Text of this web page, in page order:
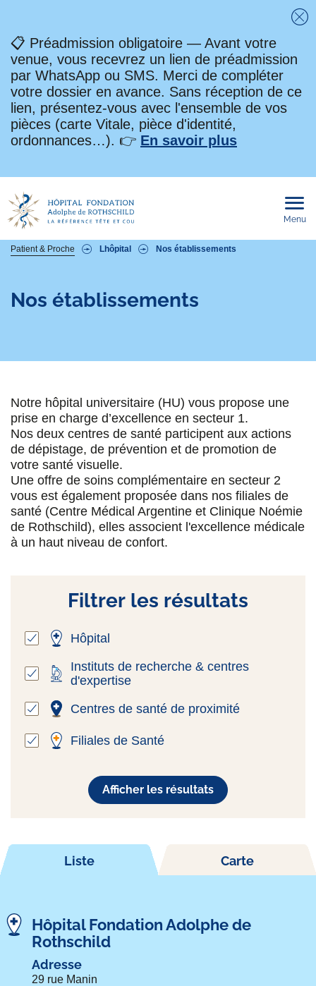
📋 Préadmission obligatoire — Avant votre
venue, vous recevrez un lien de préadmission
par WhatsApp ou SMS. Merci de compléter
votre dossier en avance. Sans réception de ce
lien, présentez-vous avec l'ensemble de vos
pièces (carte Vitale, pièce d'identité,
ordonnances…). 👉 En savoir plus
Menu
Fil
d'Ariane
Patient & Proche Lhôpital Nos établissements
Nos établissements
Notre hôpital universitaire (HU) vous propose une
prise en charge d’excellence en secteur 1.
Nos deux centres de santé participent aux actions
de dépistage, de prévention et de promotion de
votre santé visuelle.
Une offre de soins complémentaire en secteur 2
vous est également proposée dans nos filiales de
santé (Centre Médical Argentine et Clinique Noémie
de Rothschild), elles associent l'excellence médicale
à un haut niveau de confort.
Filtrer les résultats
Hôpital
Instituts de recherche & centres
d'expertise
Centres de santé de proximité
Filiales de Santé
Afficher les résultats
Liste Carte
Hôpital Fondation Adolphe de
Rothschild
Adresse
29 rue Manin